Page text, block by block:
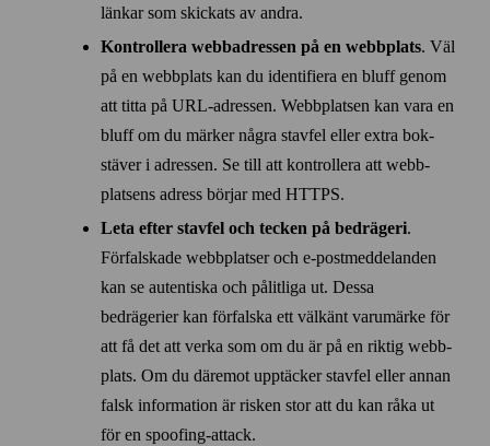
länkar som skickats av andra.
Kontrollera webbadressen på en webbplats. Väl
på en webb­plats kan du identifiera en bluff genom
att titta på URL-adressen. Webb­platsen kan vara en
bluff om du märker några stavfel eller extra bok­
stäver i adressen. Se till att kontrollera att webb­
platsens adress börjar med HTTPS.
Leta efter stavfel och tecken på bedrägeri.
Förfalskade webb­platser och e‑post­med­delanden
kan se autentiska och pålitliga ut. Dessa
bedrägerier kan förfalska ett väl­känt varu­märke för
att få det att verka som om du är på en riktig webb­
plats. Om du där­emot upp­täcker stavfel eller annan
falsk information är risken stor att du kan råka ut
för en spoofing-attack.